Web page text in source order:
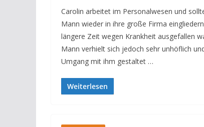
Carolin arbeitet im Personalwesen und
Mann wieder in ihre große Firma
längere Zeit wegen Krankheit ausgefallen
Mann verhielt sich jedoch sehr unhöflich
Umgang mit ihm gestaltet …
Weiterlesen